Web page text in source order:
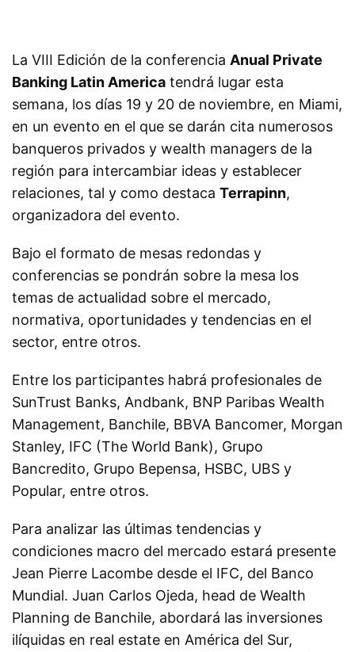
La VIII Edición de la conferencia Anual Private
Banking Latin America tendrá lugar esta
semana, los días 19 y 20 de noviembre, en Miami,
en un evento en el que se darán cita numerosos
banqueros privados y wealth managers de la
región para intercambiar ideas y establecer
relaciones, tal y como destaca Terrapinn,
organizadora del evento.
Bajo el formato de mesas redondas y
conferencias se pondrán sobre la mesa los
temas de actualidad sobre el mercado,
normativa, oportunidades y tendencias en el
sector, entre otros.
Entre los participantes habrá profesionales de
SunTrust Banks, Andbank, BNP Paribas Wealth
Management, Banchile, BBVA Bancomer, Morgan
Stanley, IFC (The World Bank), Grupo
Bancredito, Grupo Bepensa, HSBC, UBS y
Popular, entre otros.
Para analizar las últimas tendencias y
condiciones macro del mercado estará presente
Jean Pierre Lacombe desde el IFC, del Banco
Mundial. Juan Carlos Ojeda, head de Wealth
Planning de Banchile, abordará las inversiones
ilíquidas en real estate en América del Sur,